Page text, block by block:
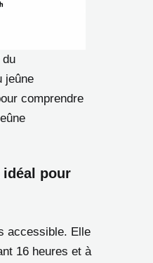
du
jeûne
comprendre
idéal pour
accessible. Elle
16 heures et à